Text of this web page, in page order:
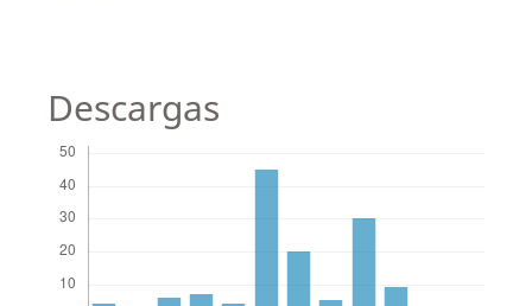
Descargas